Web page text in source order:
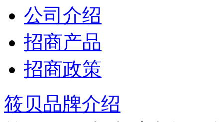
公司介绍
招商产品
招商政策
筱贝品牌介绍